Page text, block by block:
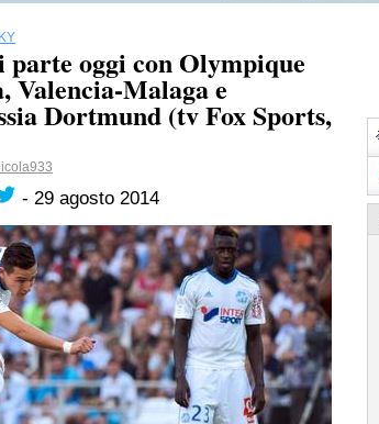
parte oggi con Olympique
Valencia-Malaga e
Dortmund (tv Fox Sports,
- 29 agosto 2014